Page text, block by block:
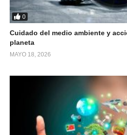
0
Cuidado del medio ambiente y
planeta
MAYO 18, 2026